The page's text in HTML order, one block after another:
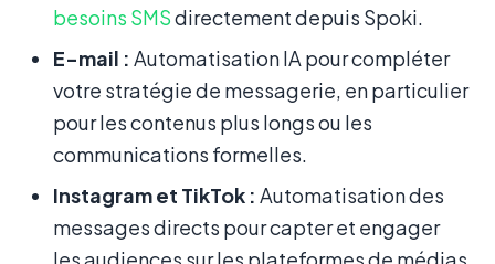
besoins SMSdirectement depuis Spoki.
E-mail : Automatisation IA pour compléter
votre stratégie de messagerie, en particulier
pour les contenus plus longs ou les
communications formelles.
Instagram et TikTok : Automatisation des
messages directs pour capter et engager